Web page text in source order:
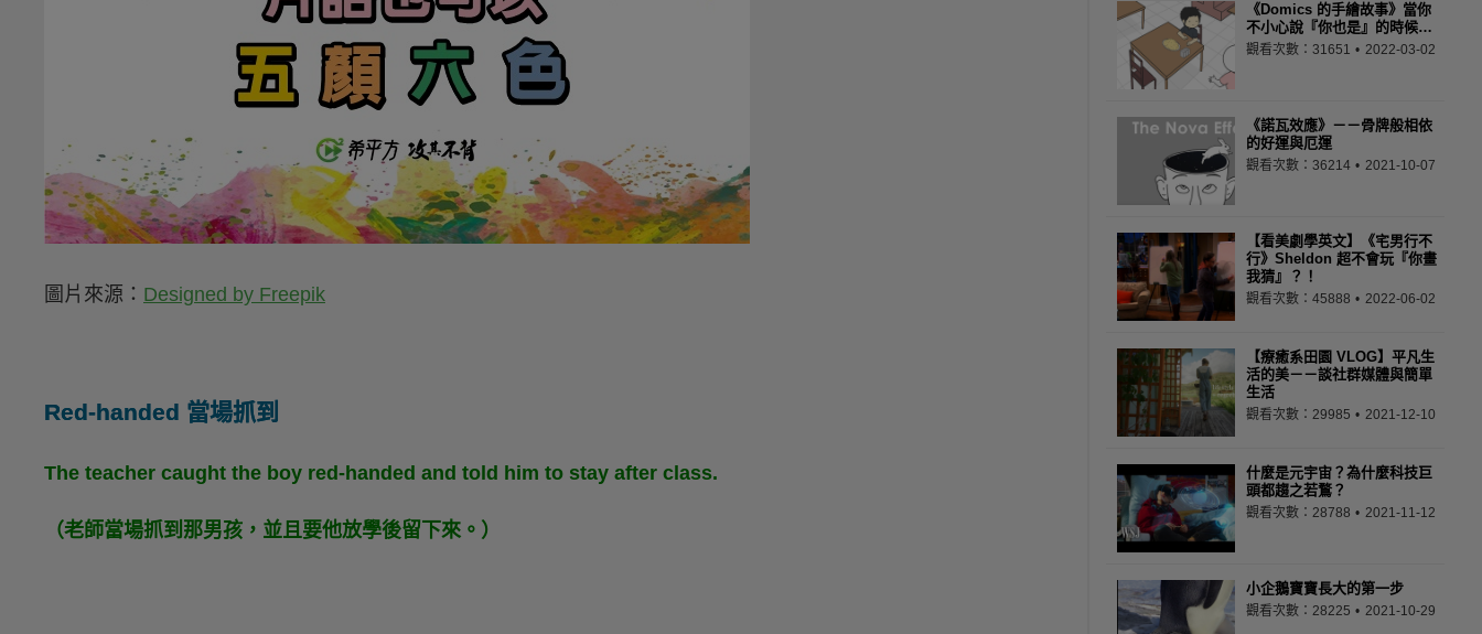
圖片來源： Designed by Freepik
Red-handed 當場抓到
The teacher caught the boy red-handed and told him to stay after class.
（老師當場抓到那男孩，並且要他放學後留下來。）
《Domics 的手繪故事》當你
不小心說『你也是』的時候…
觀看次數：31651 2022-03-02
《諾瓦效應》－－骨牌般相依
的好運與厄運
觀看次數：36214 2021-10-07
【看美劇學英文】《宅男行不
行》Sheldon 超不會玩『你畫
我猜』？！
觀看次數：45888 2022-06-02
【療癒系田園 VLOG】平凡生
活的美－－談社群媒體與簡單
生活
觀看次數：29985 2021-12-10
什麼是元宇宙？為什麼科技巨
頭都趨之若鶩？
觀看次數：28788 2021-11-12
小企鵝寶寶長大的第一步
觀看次數：28225 2021-10-29